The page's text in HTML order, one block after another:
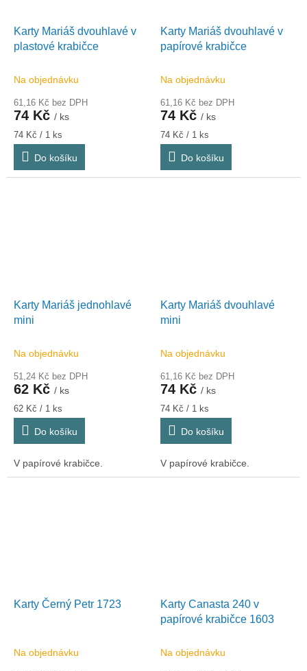
Karty Mariáš dvouhlavé v
plastové krabičce
Na objednávku
61,16 Kč bez DPH
74 Kč / ks
Měrná
cena:
74 Kč / 1 ks
Do košíku
Karty Mariáš dvouhlavé v
papírové krabičce
Na objednávku
61,16 Kč bez DPH
74 Kč / ks
Měrná
cena:
74 Kč / 1 ks
Do košíku
Karty Mariáš jednohlavé
mini
Na objednávku
51,24 Kč bez DPH
62 Kč / ks
Měrná
cena:
62 Kč / 1 ks
Do košíku
V papírové krabičce.
Karty Mariáš dvouhlavé
mini
Na objednávku
61,16 Kč bez DPH
74 Kč / ks
Měrná
cena:
74 Kč / 1 ks
Do košíku
V papírové krabičce.
Karty Černý Petr 1723
Na objednávku
Karty Canasta 240 v
papírové krabičce 1603
Na objednávku